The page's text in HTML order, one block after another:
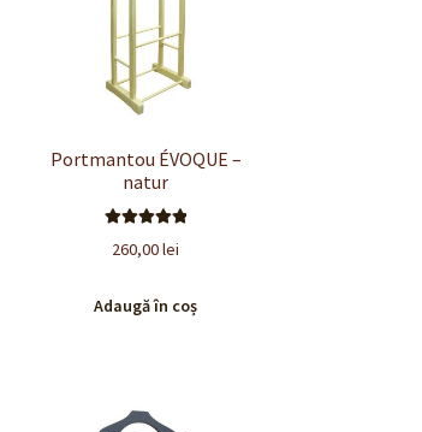
Portmantou ÉVOQUE –
natur
5.00
260,00lei
Adaugă în coș